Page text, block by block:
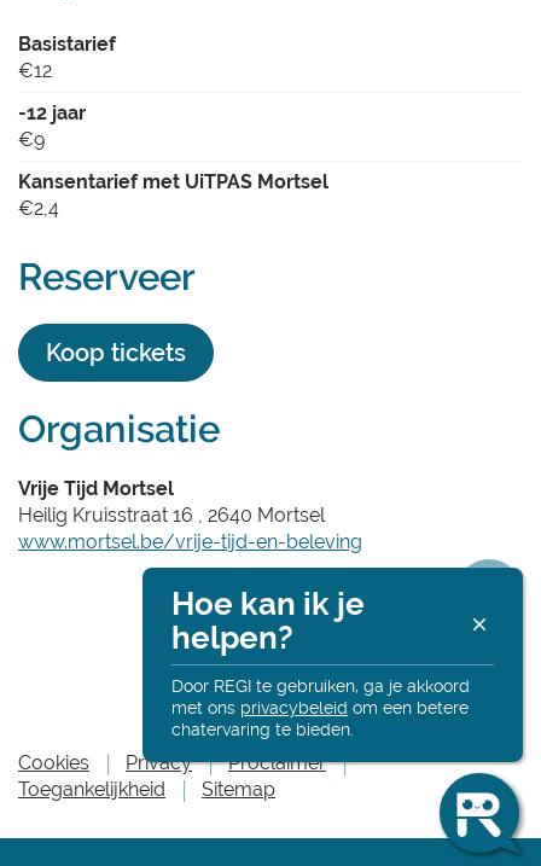
Basistarief
€12
-12 jaar
€9
Kansentarief met UiTPAS Mortsel
€2,4
Reserveer
Koop tickets
Organisatie
Vrije Tijd Mortsel
Heilig Kruisstraat 16 , 2640 Mortsel
Website
www.mortsel.be/vrije-tijd-en-beleving
Cookies Privacy
Proclaimer
Toegankelijkheid
Sitemap
Deel
Ik
en
Hoe kan ik je
helpen?
Door REGI te gebruiken, ga je akkoord
met ons privacybeleid om een betere
chatervaring te bieden.